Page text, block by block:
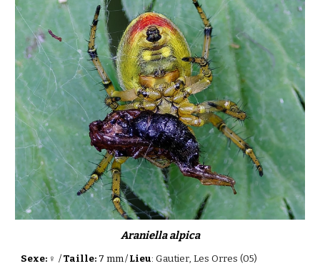
Araniella alpica
Sexe: ♀/Taille: 7 mm/Lieu:Gautier, Les Orres (05)